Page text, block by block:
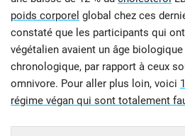
poids corporel global chez ces
constaté que les participants qui
végétalien avaient un âge
chronologique, par rapport à ceux
omnivore. Pour aller plus loin, voici
régime végan qui sont totalement